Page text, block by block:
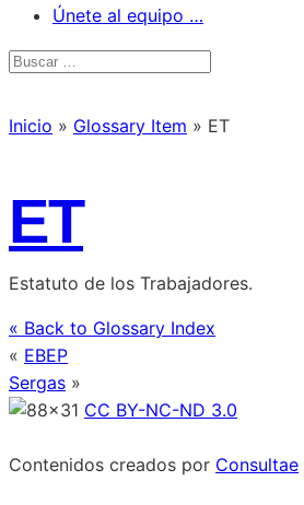
Únete al equipo …
Inicio » Glossary Item » ET
ET
Estatuto de los Trabajadores.
« Back to Glossary Index
« EBEP
Sergas »
CC BY-NC-ND 3.0
Contenidos creados por Consultae